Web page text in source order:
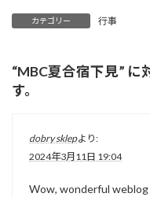
カテゴリー 行事
“MBC夏合宿下見” に
す。
dobry sklepより:
2024年3月11日 19:04
Wow, wonderful